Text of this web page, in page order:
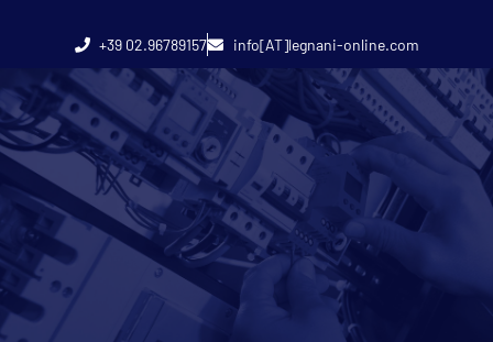
+39 02.96789157 info[AT]legnani-online.com